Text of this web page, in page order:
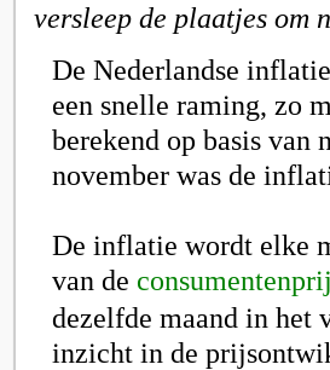
versleep de plaatjes om
De Nederlandse
een snelle raming, zo
berekend op basis van
november was de
De inflatie wordt elke
van de c
dezelfde maand in het
inzicht in de